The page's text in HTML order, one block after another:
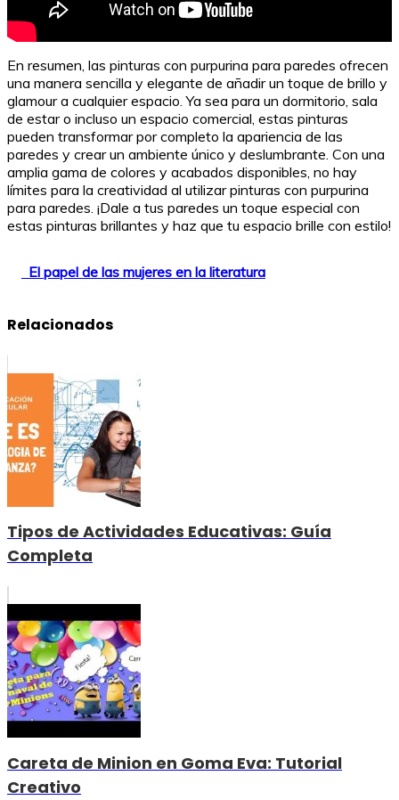
En resumen, las pinturas con purpurina para paredes ofrecen
una manera sencilla y elegante de añadir un toque de brillo y
glamour a cualquier espacio. Ya sea para un dormitorio, sala
de estar o incluso un espacio comercial, estas pinturas
pueden transformar por completo la apariencia de las
paredes y crear un ambiente único y deslumbrante. Con una
amplia gama de colores y acabados disponibles, no hay
límites para la creatividad al utilizar pinturas con purpurina
para paredes. ¡Dale a tus paredes un toque especial con
estas pinturas brillantes y haz que tu espacio brille con estilo!
El papel de las mujeres en la literatura
Relacionados
Tipos de Actividades Educativas: Guía
Completa
Careta de Minion en Goma Eva: Tutorial
Creativo